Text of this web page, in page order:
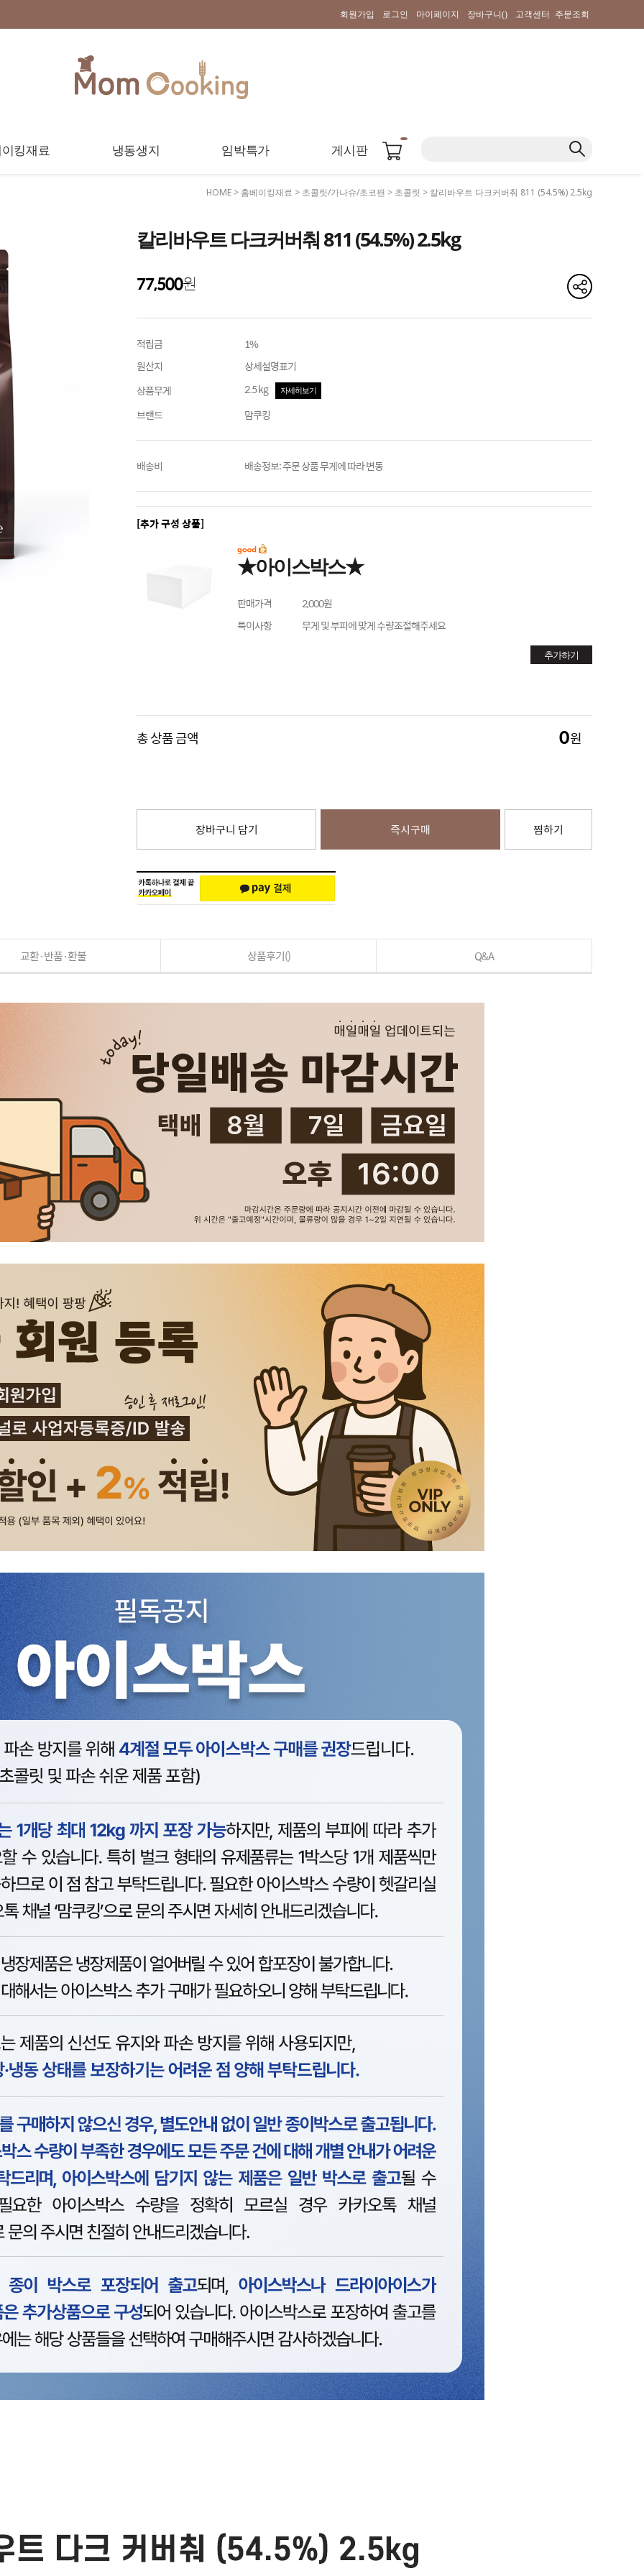
회원가입 로그인 마이페이지 장바구니() 고객센터 주문조회
킹재료 냉동생지 임박특가 게시판
HOME > 홈베이킹재료 > 초콜릿/가나슈/초코팬 > 초콜릿 > 칼리바우트 다크커버춰 811 (54.5%) 2.5kg
칼리바우트 다크커버춰 811 (54.5%) 2.5kg
77,500원
적립금
1%
원산지
상세설명표기
상품무게
2.5 kg 자세히보기
브랜드 맘쿠킹
배송비 배송정보: 주문 상품 무게에 따라 변동
[추가 구성 상품]
★아이스박스★
판매가격
2,000원
특이사항
무게 및 부피에 맞게 수량조절해주세요
추가하기
총 상품 금액 0원
장바구니 담기 즉시구매 찜하기
교환·반품·환불 상품후기() Q&A